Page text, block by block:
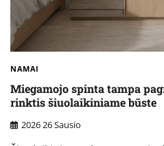
NAMAI
Miegamojo spinta tampa
rinktis šiuolaikiniame būste
2026 26 Sausio